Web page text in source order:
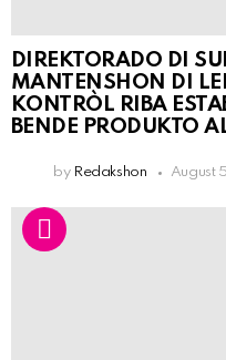
DIREKTORADO DI
MANTENSHON DI
KONTRÒL RIBA
BENDE PRODUKTO
by Redakshon August